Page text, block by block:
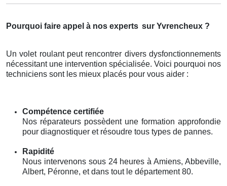
Pourquoi faire appel à nos experts sur Yvrencheux ?
Un volet roulant peut rencontrer divers dysfonctionnements
nécessitant une intervention spécialisée. Voici pourquoi nos
techniciens sont les mieux placés pour vous aider :
Compétence certifiée
Nos réparateurs possèdent une formation approfondie
pour diagnostiquer et résoudre tous types de pannes.
Rapidité
Nous intervenons sous 24 heures à Amiens, Abbeville,
Albert, Péronne, et dans tout le département 80.